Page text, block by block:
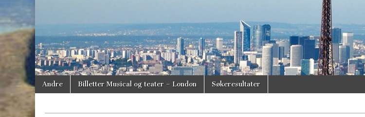
Main
menu
Skip
to
content
Andre Billetter Musical og teater – London Søkeresultater